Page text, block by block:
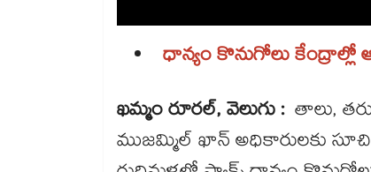
ధాన్యం కొనుగోలు కేంద్రాల్లో
ఖమ్మం రూరల్, వెలుగు :తాలు,
ముజమ్మిల్ ఖాన్ అధికారులకు